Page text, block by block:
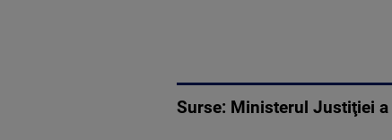
Surse: Ministerul Justiţiei a